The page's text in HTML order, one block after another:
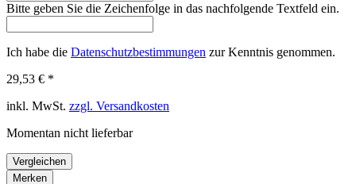
Bitte geben Sie die Zeichenfolge in das nachfolgende Textfeld ein.
Ich habe die Datenschutzbestimmungen zur Kenntnis genommen.
29,53 € *
inkl. MwSt. zzgl. Versandkosten
Momentan nicht lieferbar
Vergleichen
Merken